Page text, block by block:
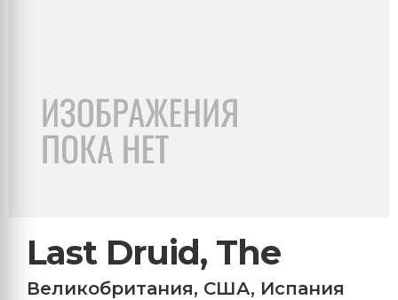
Last Druid, The
Великобритания, США, Испания